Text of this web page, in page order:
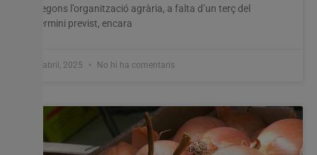
Segons l’organització agrària, a falta d’un terç del
termini previst, encara
4 abril, 2025 No hi ha comentaris